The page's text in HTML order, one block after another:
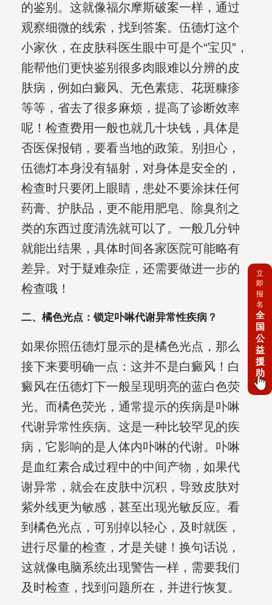
的鉴别。这就像福尔摩斯破案一样，通过
观察细微的线索，找到答案。伍德灯这个
小家伙，在皮肤科医生眼中可是个“宝贝”，
能帮他们更快鉴别很多肉眼难以分辨的皮
肤病，例如白癜风、无色素痣、花斑糠疹
等等，省去了很多麻烦，提高了诊断效率
呢！检查费用一般也就几十块钱，具体是
否医保报销，要看当地的政策。别担心，
伍德灯本身没有辐射，对身体是安全的，
检查时只要闭上眼睛，患处不要涂抹任何
药膏、护肤品，更不能用肥皂、除臭剂之
类的东西过度清洗就可以了。一般几分钟
就能出结果，具体时间各家医院可能略有
差异。对于疑难杂症，还需要做进一步的
检查哦！
二、橘色光点：锁定卟啉代谢异常性疾病？
如果你照伍德灯显示的是橘色光点，那么
接下来要明确一点：这并不是白癜风！白
癜风在伍德灯下一般呈现明亮的蓝白色荧
光。而橘色荧光，通常提示的疾病是卟啉
代谢异常性疾病。这是一种比较罕见的疾
病，它影响的是人体内卟啉的代谢。卟啉
是血红素合成过程中的中间产物，如果代
谢异常，就会在皮肤中沉积，导致皮肤对
紫外线更为敏感，甚至出现光敏反应。看
到橘色光点，可别掉以轻心，及时就医，
进行尽量的检查，才是关键！换句话说，
这就像电脑系统出现警告一样，需要我们
及时检查，找到问题所在，并进行恢复。
立
即
报
名
全
国
公
益
援
助